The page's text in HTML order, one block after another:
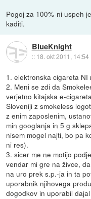
Pogoj za 100%-ni uspeh
kaditi.
BlueKnight
:: 18. okt 2011, 14:54
1. elektronska cigareta
2. Meni se zdi da
verjetno kitajska e-
Sloveniji z smokeless
z enim zaposlenim,
min googlanja in 5 g
nisem mogel najti, bo pa
ni res).
3. sicer me ne motijo
vendar mi gre na živce,
na uro prek s.p.-ja in ta
uporabnik njihovega
dogodkov in uporabil